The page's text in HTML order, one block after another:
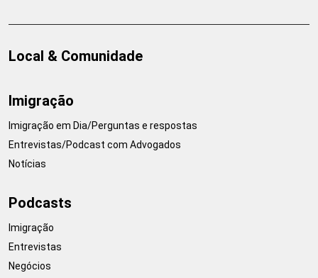
Local & Comunidade
Imigração
Imigração em Dia/Perguntas e respostas
Entrevistas/Podcast com Advogados
Notícias
Podcasts
Imigração
Entrevistas
Negócios